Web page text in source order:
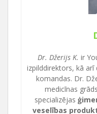
Dr. Džerijs K. ir
izpilddirektors, kā arī
komandas. Dr.
medicīnas
specializējas
veselības